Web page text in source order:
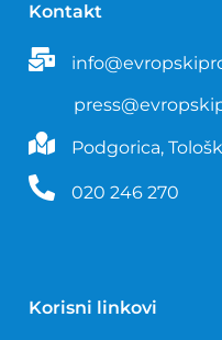
Kontakt
Podgorica,
020 246 270
Korisni linkovi